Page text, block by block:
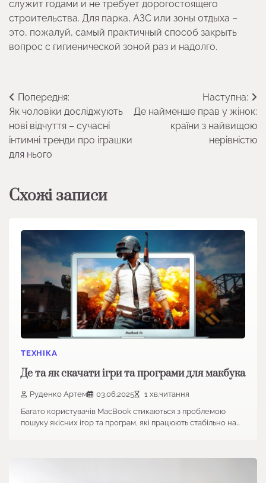
служит годами и не требует дорогостоящего
строительства. Для парка, АЗС или зоны отдыха –
это, пожалуй, самый практичный способ закрыть
вопрос с гигиенической зоной раз и надолго.
Навігація
записів
Попередня:
Як чоловіки досліджують
нові відчуття – сучасні
інтимні тренди про іграшки
для нього
Наступна:
Де найменше прав у жінок:
країни з найвищою
нерівністю
Схожі записи
ТЕХНІКА
Де та як скачати ігри та програми для макбука
Руденко Артем 03.06.2025
1 хв.читання
Багато користувачів MacBook стикаються з проблемою
пошуку якісних ігор та програм, які працюють стабільно на…